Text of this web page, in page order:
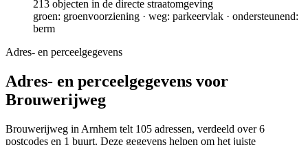
213 objecten in de directe straatomgeving
groen: groenvoorziening · weg: parkeervlak · ondersteunend:
berm
Adres- en perceelgegevens
Adres- en perceelgegevens voor
Brouwerijweg
Brouwerijweg in Arnhem telt 105 adressen, verdeeld over 6
postcodes en 1 buurt. Deze gegevens helpen om het juiste